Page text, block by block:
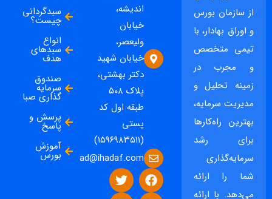
از سازمان بورس
و اوراق بهادار، با
تیمی متخصص
و مجرب در
زمینه تحلیل و
مدیریت سرمایه،
بهترین راه‌کارها
برای رشد
سرمایه‌گذاری
شما را ارائه
می‌دهد. با ارائه
اندیشه،
خیابان
ولیعصر،
خیابان شهید
دکتر بهشتی،
پلاک ۵۰۸
طبقه اول کد
پستی
(۱۵۹۶۹۸۳۵۱۱)
ad@ihadaf.com
سبدگردانی
چیست؟
انواع
سبدهای
هدف
صندوق
سرمایه
گذاری صبا
پرسش و
پاسخ
آموزش
بورس